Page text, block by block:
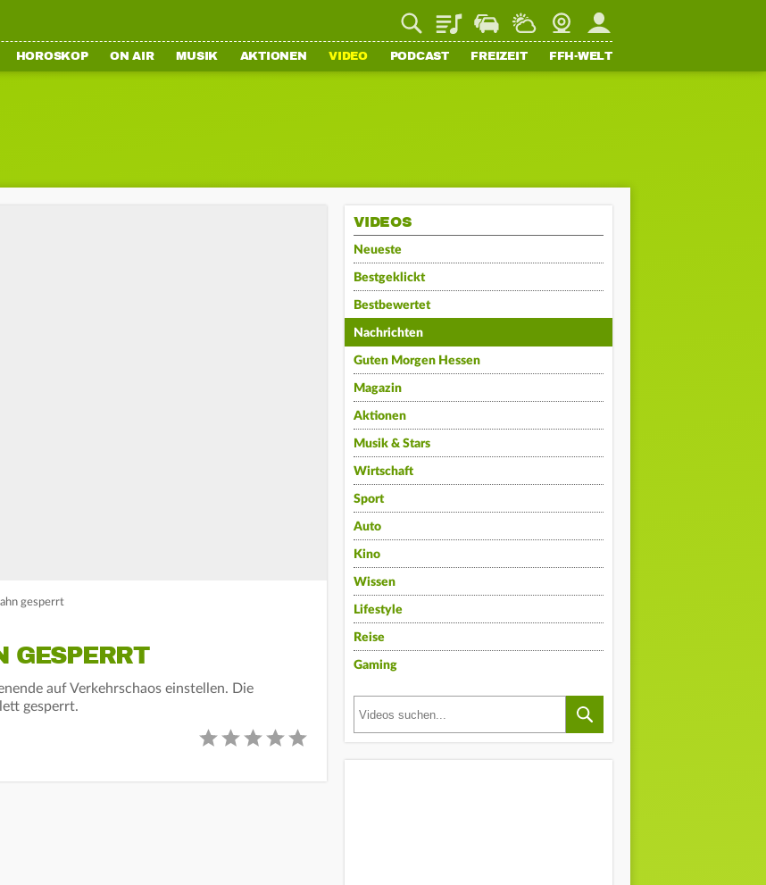
PlaylistStaupilotWetterWebcamMein FFH
HOROSKOP ON AIR MUSIK AKTIONEN VIDEO PODCAST FREIZEIT FFH-WELT
gesperrt
GESPERRT
auf Verkehrschaos einstellen. Die
gesperrt.
VIDEOS
Neueste
Bestgeklickt
Bestbewertet
Nachrichten
Guten Morgen Hessen
Magazin
Aktionen
Musik & Stars
Wirtschaft
Sport
Auto
Kino
Wissen
Lifestyle
Reise
Gaming